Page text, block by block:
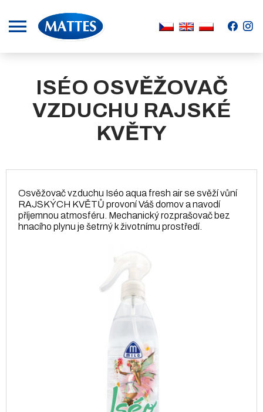
ISÉO OSVĚŽOVAČ
VZDUCHU RAJSKÉ
KVĚTY
Osvěžovač vzduchu Iséo aqua fresh air se svěží vůní
RAJSKÝCH KVĚTŮ provoní Váš domov a navodí
příjemnou atmosféru. Mechanický rozprašovač bez
hnacího plynu je šetrný k životnímu prostředí.